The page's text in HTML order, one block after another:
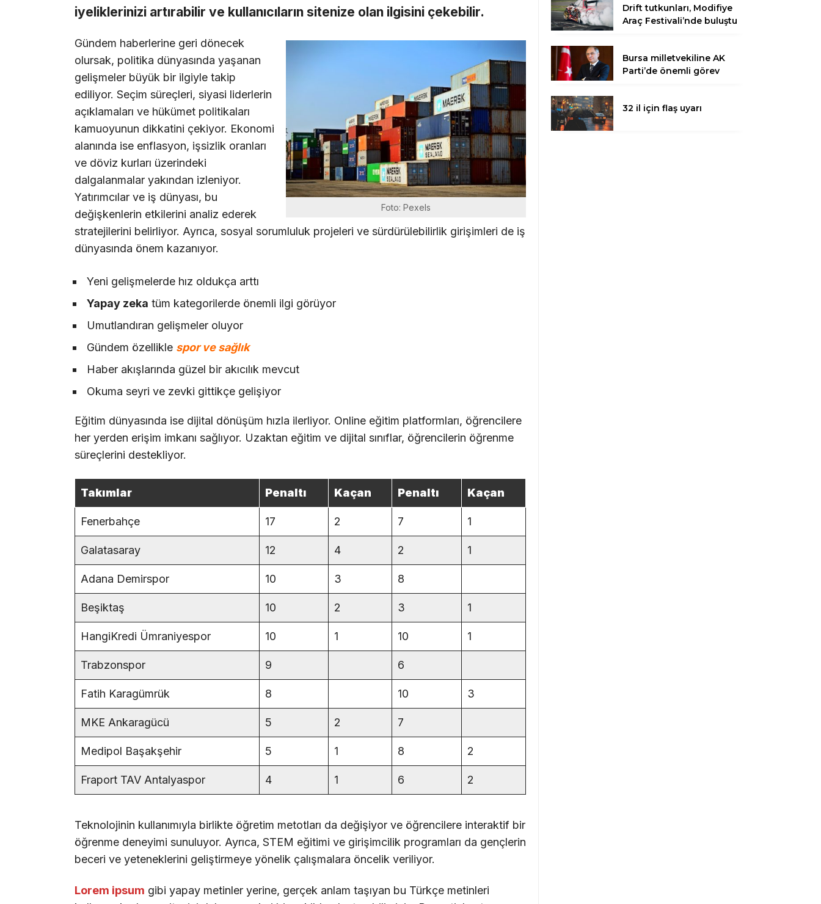
iyeliklerinizi artırabilir ve kullanıcıların sitenize olan ilgisini çekebilir.
Foto: Pexels
Gündem haberlerine geri dönecek
olursak, politika dünyasında yaşanan
gelişmeler büyük bir ilgiyle takip
ediliyor. Seçim süreçleri, siyasi liderlerin
açıklamaları ve hükümet politikaları
kamuoyunun dikkatini çekiyor. Ekonomi
alanında ise enflasyon, işsizlik oranları
ve döviz kurları üzerindeki
dalgalanmalar yakından izleniyor.
Yatırımcılar ve iş dünyası, bu
değişkenlerin etkilerini analiz ederek
stratejilerini belirliyor. Ayrıca, sosyal sorumluluk projeleri ve sürdürülebilirlik girişimleri de iş
dünyasında önem kazanıyor.
Yeni gelişmelerde hız oldukça arttı
Yapay zeka tüm kategorilerde önemli ilgi görüyor
Umutlandıran gelişmeler oluyor
Gündem özellikle spor ve sağlık
Haber akışlarında güzel bir akıcılık mevcut
Okuma seyri ve zevki gittikçe gelişiyor
Eğitim dünyasında ise dijital dönüşüm hızla ilerliyor. Online eğitim platformları, öğrencilere
her yerden erişim imkanı sağlıyor. Uzaktan eğitim ve dijital sınıflar, öğrencilerin öğrenme
süreçlerini destekliyor.
Takımlar Penaltı Kaçan Penaltı Kaçan
Fenerbahçe 17 2 7 1
Galatasaray 12 4 2 1
Adana Demirspor 10 3 8
Beşiktaş 10 2 3 1
HangiKredi Ümraniyespor 10 1 10 1
Trabzonspor 9 6
Fatih Karagümrük 8 10 3
MKE Ankaragücü 5 2 7
Medipol Başakşehir 5 1 8 2
Fraport TAV Antalyaspor 4 1 6 2
Teknolojinin kullanımıyla birlikte öğretim metotları da değişiyor ve öğrencilere interaktif bir
öğrenme deneyimi sunuluyor. Ayrıca, STEM eğitimi ve girişimcilik programları da gençlerin
beceri ve yeteneklerini geliştirmeye yönelik çalışmalara öncelik veriliyor.
Lorem ipsum gibi yapay metinler yerine, gerçek anlam taşıyan bu Türkçe metinleri
Drift tutkunları, Modifiye
Araç Festivali’nde buluştu
Bursa milletvekiline AK
Parti’de önemli görev
32 il için flaş uyarı